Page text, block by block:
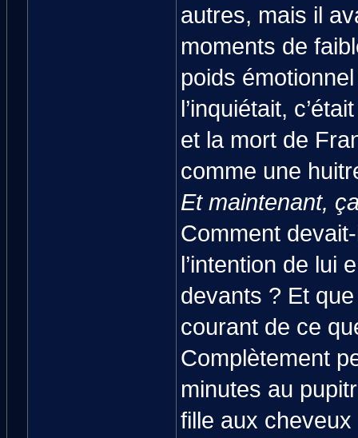
autres, mais il
moments de
poids
l’inquiétait,
et la mort de
comme une
Et maintenant,
Comment
l’intention de lui
devants ? Et
courant de ce
Complètement
minutes au
fille aux